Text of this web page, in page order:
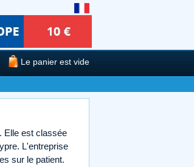
Le panier est vide
Elle est classée
L'entreprise
sur le patient.